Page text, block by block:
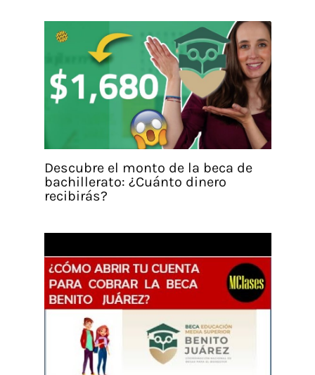
Descubre el monto de la beca de
bachillerato: ¿Cuánto dinero
recibirás?